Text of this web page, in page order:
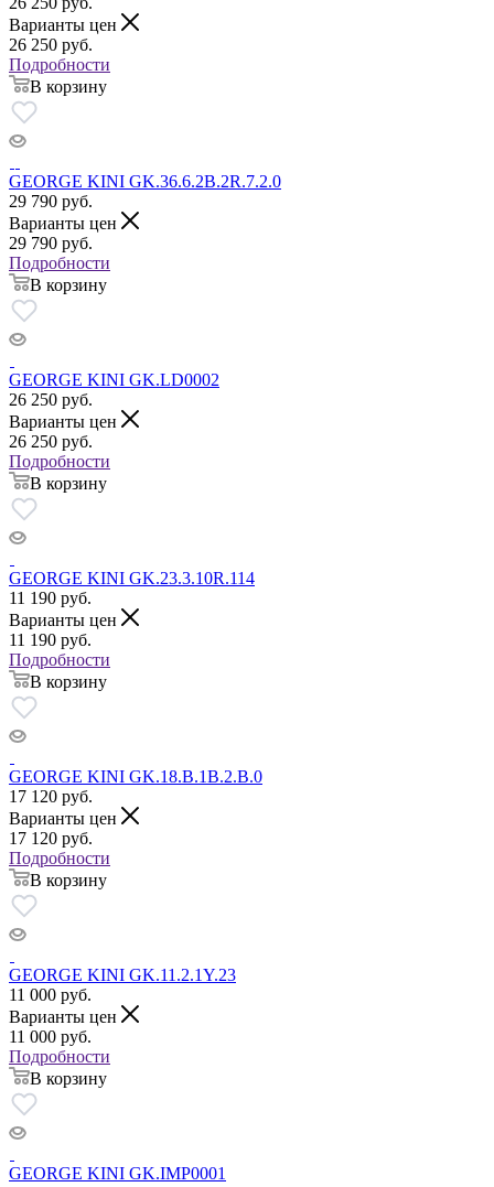
Варианты цен
26 250 руб.
Подробности
В корзину
GEORGE KINI GK.36.6.2B.2R.7.2.0
29 790 руб.
Варианты цен
29 790 руб.
Подробности
В корзину
GEORGE KINI GK.LD0002
26 250 руб.
Варианты цен
26 250 руб.
Подробности
В корзину
GEORGE KINI GK.23.3.10R.114
11 190 руб.
Варианты цен
11 190 руб.
Подробности
В корзину
GEORGE KINI GK.18.B.1B.2.B.0
17 120 руб.
Варианты цен
17 120 руб.
Подробности
В корзину
GEORGE KINI GK.11.2.1Y.23
11 000 руб.
Варианты цен
11 000 руб.
Подробности
В корзину
GEORGE KINI GK.IMP0001